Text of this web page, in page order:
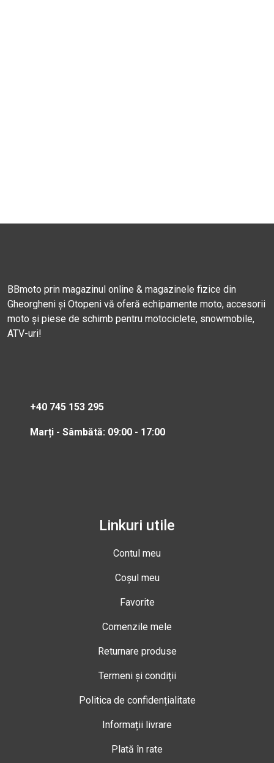
BBmoto prin magazinul online & magazinele fizice din
Gheorgheni și Otopeni vă oferă echipamente moto, accesorii
moto și piese de schimb pentru motociclete, snowmobile,
ATV-uri!
+40 745 153 295
Marți - Sâmbătă: 09:00 - 17:00
Linkuri utile
Contul meu
Coșul meu
Favorite
Comenzile mele
Returnare produse
Termeni și condiții
Politica de confidențialitate
Informații livrare
Plată în rate